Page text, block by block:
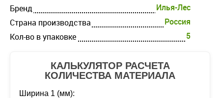
Бренд
Илья-Лес
Страна производства
Россия
Кол-во в упаковке
5
КАЛЬКУЛЯТОР РАСЧЕТА
КОЛИЧЕСТВА МАТЕРИАЛА
Ширина 1 (мм):